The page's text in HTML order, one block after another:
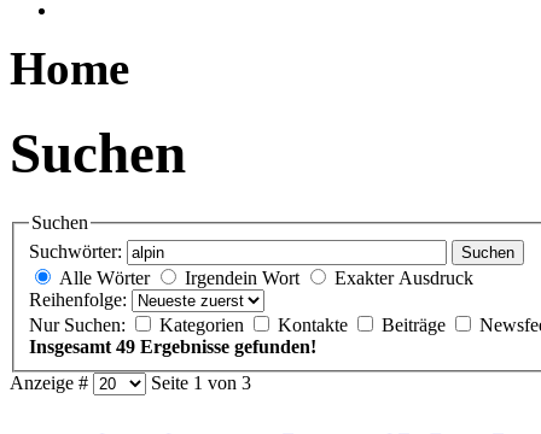
Home
Suchen
Suchen
Suchwörter:
Suchen
Alle Wörter Irgendein Wort
Exakter Ausdruck
Reihenfolge:
Nur Suchen:
Kategorien Kontakte Beiträge
Insgesamt 49 Ergebnisse gefunden!
Anzeige #
Seite 1 von 3